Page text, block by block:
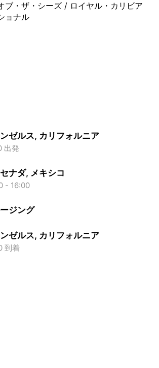
ブ・ザ・シーズ / ロイヤル・カリビア
ョナル
ゼルス, カリフォルニア
出発
ナダ, メキシコ
- 16:00
ジング
ゼルス, カリフォルニア
到着